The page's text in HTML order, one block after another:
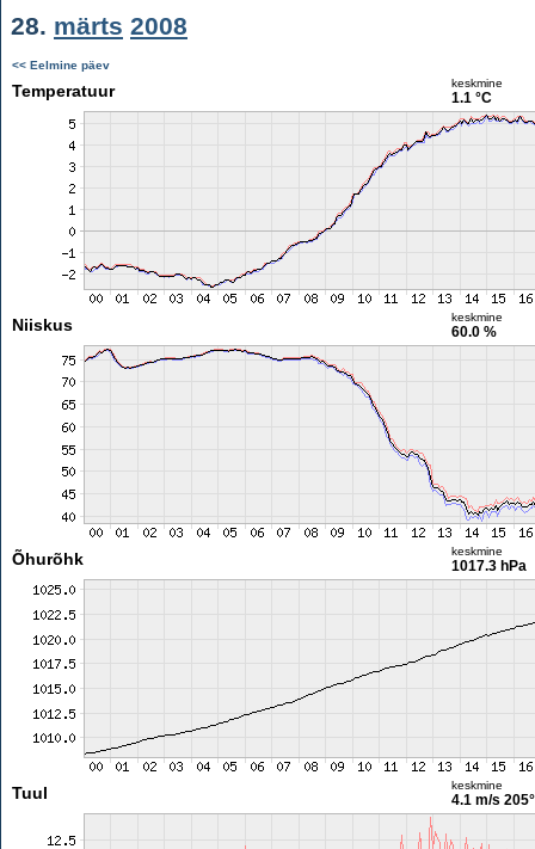
28. märts 2008
<< Eelmine päev
Temperatuur keskmine
1.1 °C
Niiskus keskmine
60.0 %
Õhurõhk keskmine
1017.3 hPa
Tuul keskmine
4.1 m/s 205°